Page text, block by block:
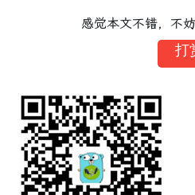
感觉本文不错，不
打